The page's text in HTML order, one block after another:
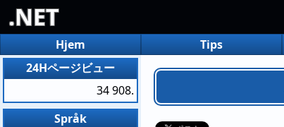
.NET
Hjem Tips
24Hページビュー
34 908.
Språk